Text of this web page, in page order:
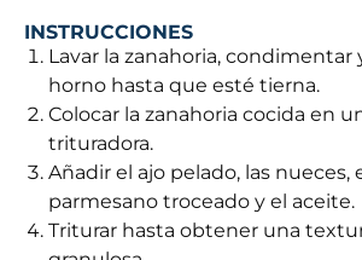
INSTRUCCIONES
Lavar la zanahoria, condimentar
horno hasta que esté tierna.
Colocar la zanahoria cocida en
trituradora.
Añadir el ajo pelado, las nueces,
parmesano troceado y el aceite.
Triturar hasta obtener una